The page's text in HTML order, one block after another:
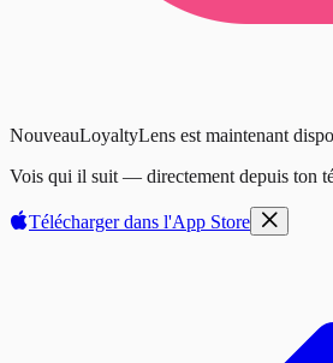
NouveauLoyaltyLens est maintenant
Vois qui il suit — directement depuis ton
Télécharger dans l'App Store